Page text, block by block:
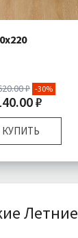
₽ -30%
₽
КУПИТЬ
Летние